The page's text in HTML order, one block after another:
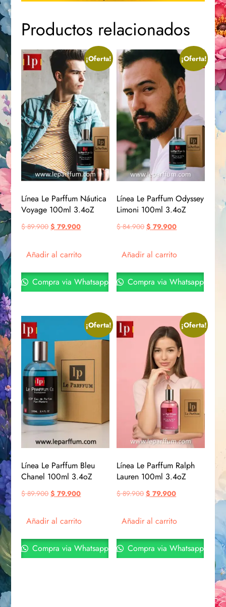
Productos relacionados
¡Oferta!
Línea Le Parffum Náutica
Voyage 100ml 3.4oZ
$89.900 $ 79.900
Añadir al carrito
Compra via Whatsapp
¡Oferta!
Línea Le Parffum Odyssey
Limoni 100ml 3.4oZ
$84.900 $ 79.900
Añadir al carrito
Compra via Whatsapp
¡Oferta!
Línea Le Parffum Bleu
Chanel 100ml 3.4oZ
$89.900 $ 79.900
Añadir al carrito
Compra via Whatsapp
¡Oferta!
Línea Le Parffum Ralph
Lauren 100ml 3.4oZ
$89.900 $ 79.900
Añadir al carrito
Compra via Whatsapp